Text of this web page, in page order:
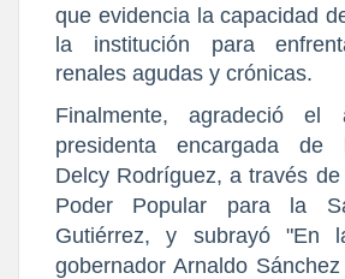
que evidencia la capacidad
la institución para
renales agudas y crónicas.
Finalmente, agradeció
presidenta encargada de
Delcy Rodríguez, a través
Poder Popular para la
Gutiérrez, y subrayó "En
gobernador Arnaldo